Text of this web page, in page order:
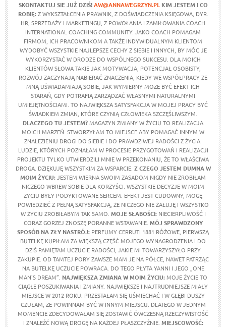
SKONTAKTUJ SIE JUŻ DZIŚ!AW@ANNAWEGRZYN.PL KIM JESTEM I CO
ROBIĘ:Z WYKSZTAŁCENIA PRAWNIK, Z DOŚWIADCZENIA KSIĘGOWA, DYR.
HR, SPRZEDAŻY I MARKETINGU, Z POWOŁANIA I ZAMIŁOWANIA COACH
INTERNATIONAL COACHING COMMUNITY. JAKO COACH POMAGAM
FIRMOM, ICH PRACOWNIKOM A TAKŻE INDYWIDUALNYM KLIENTOM
WYDOBYĆ WSZYSTKIE NAJLEPSZE CECHY Z SIEBIE I INNYCH, BY MÓC JE
WYKORZYSTAĆ W DRODZE DO WSPÓLNEGO SUKCESU. DLA MOICH
KLIENTÓW SŁOWA TAKIE JAK MOTYWACJA, POTENCJAŁ OSOBISTY,
ROZWÓJ ZACZYNAJĄ NABIERAĆ ZNACZENIA, KIEDY WE WSPÓŁPRACY ZE
MNĄ UŚWIADAMIAJĄ SOBIE, JAK WYMIERNY MOŻE BYĆ EFEKT ICH
STARAŃ, GDY POTRAFIĄ ZARZĄDZAĆ WŁASNYMI NATURALNYMI
UMIEJĘTNOŚCIAMI. TO NAJWIĘKSZA SATYSFAKCJA W MOJEJ PRACY BYĆ
ŚWIADKIEM ZMIAN, KTÓRE CZYNIĄ CZŁOWIEKA SZCZĘŚLIWSZYM.
DLACZEGO TU JESTEM?MAGAZYN ZMIANY W ŻYCIU TO REALIZACJA
MOICH MARZEŃ. STWORZYŁAM TO MIEJSCE ABY POMAGAĆ INNYM W
ZNALEZIENIU DROGI DO SIEBIE I DO PRAWDZIWEJ RADOŚCI Z ŻYCIA.
LUDZIE, KTÓRYCH POZNAŁAM W PROCESIE PRZYGOTOWAŃ I REALIZACJI
PROJEKTU TYLKO UTWIERDZILI MNIE W PRZEKONANIU, ŻE TO WŁAŚCIWA
DROGA. DZIĘKUJĘ WSZYSTKIM ZA WSPARCIE. Z CZEGO JESTEM DUMNA W
MOIM ŻYCIU:JESTEM WIERNA SWOIM ZASADOM NIGDY NIE ZROBIŁAM
NICZEGO WBREW SOBIE DLA KORZYŚCI. WSZYSTKIE DECYZJE W MOIM
ŻYCIU BYŁY PODYKTOWANE SERCEM. EFEKT JEST CUDOWNY, MOGĘ
POWIEDZIEĆ Z PEŁNĄ SATYSFAKCJĄ, ŻE NICZEGO NIE ŻAŁUJĘ I WSZYSTKO
W ŻYCIU ZROBIŁABYM TAK SAMO. MOJE SŁABOŚCI:NIECIERPLIWOŚĆ I
CORAZ GORZEJ ZNOSZĘ PORANNE WSTAWANIE. MÓJ SPRAWDZONY
SPOSÓB NA ZŁY NASTRÓJ: PERFUMY CERRUTI 1881 RÓŻOWE, PIERWSZĄ
BUTELKĘ KUPIŁAM ZA WIĘKSZĄ CZĘŚĆ MOJEGO WYNAGRODZENIA I DO
DZIŚ PAMIĘTAM UCZUCIE RADOŚCI, JAKIE MI TOWARZYSZYŁO PRZY
ZAKUPIE. OD TAMTEJ PORY ZAWSZE MAM JE NA PÓŁCE, NAWET PATRZĄC
NA BUTELKĘ UCZUCIE POWRACA. DO TEGO PŁYTA YANNI I JEGO „ONE
MAN'S DREAM”. NAJWIĘKSZA ZMIANA W MOIM ŻYCIU:MOJE ŻYCIE TO
CIĄGŁE POSZUKIWANIA I ZMIANY. NAJWIĘKSZE I NAJTRUDNIEJSZE MIAŁY
MIEJSCE W 2012 ROKU. PRZESTAŁAM SIĘ UŚMIECHAĆ I W GŁĘBI DUSZY
CZUŁAM, ŻE POWINNAM BYĆ W INNYM MIEJSCU. DLATEGO W JEDNYM
MOMENCIE ZDECYDOWAŁAM SIĘ ZOSTAWIĆ ÓWCZESNĄ RZECZYWISTOŚĆ
I ZNALEŹĆ NOWĄ DROGĘ NA KAŻDEJ PŁASZCZYŹNIE. MIEJSCOWOŚĆ: